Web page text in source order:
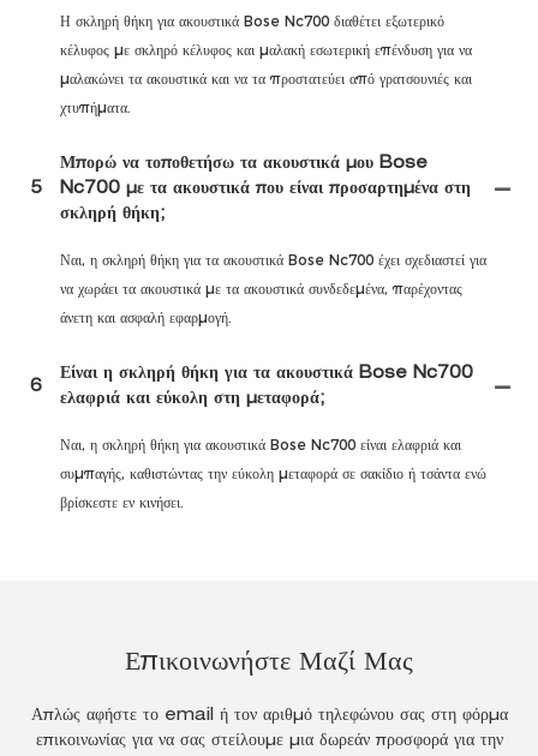
Η σκληρή θήκη για ακουστικά Bose Nc700 διαθέτει εξωτερικό
κέλυφος με σκληρό κέλυφος και μαλακή εσωτερική επένδυση για να
μαλακώνει τα ακουστικά και να τα προστατεύει από γρατσουνιές και
χτυπήματα.
5
Μπορώ να τοποθετήσω τα ακουστικά μου Bose
Nc700 με τα ακουστικά που είναι προσαρτημένα στη
σκληρή θήκη;
Ναι, η σκληρή θήκη για τα ακουστικά Bose Nc700 έχει σχεδιαστεί για
να χωράει τα ακουστικά με τα ακουστικά συνδεδεμένα, παρέχοντας
άνετη και ασφαλή εφαρμογή.
6
Είναι η σκληρή θήκη για τα ακουστικά Bose Nc700
ελαφριά και εύκολη στη μεταφορά;
Ναι, η σκληρή θήκη για ακουστικά Bose Nc700 είναι ελαφριά και
συμπαγής, καθιστώντας την εύκολη μεταφορά σε σακίδιο ή τσάντα ενώ
βρίσκεστε εν κινήσει.
Επικοινωνήστε Μαζί Μας
Απλώς αφήστε το email ή τον αριθμό τηλεφώνου σας στη φόρμα
επικοινωνίας για να σας στείλουμε μια δωρεάν προσφορά για την